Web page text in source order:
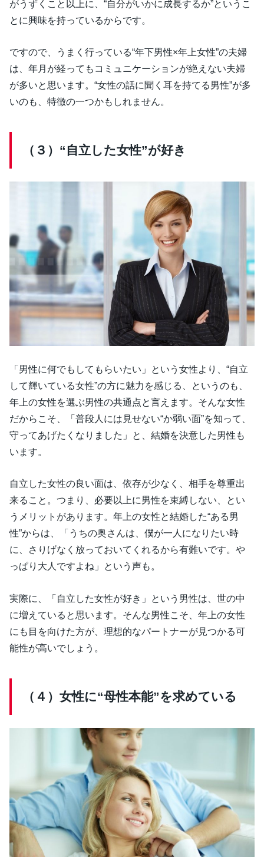
がうずくこと以上に、“自分がいかに成長するか”というこ
とに興味を持っているからです。
ですので、うまく行っている“年下男性×年上女性”の夫婦
は、年月が経ってもコミュニケーションが絶えない夫婦
が多いと思います。“女性の話に聞く耳を持てる男性”が多
いのも、特徴の一つかもしれません。
（３）“自立した女性”が好き
「男性に何でもしてもらいたい」という女性より、“自立
して輝いている女性”の方に魅力を感じる、というのも、
年上の女性を選ぶ男性の共通点と言えます。そんな女性
だからこそ、「普段人には見せない“か弱い面”を知って、
守ってあげたくなりました」と、結婚を決意した男性も
います。
自立した女性の良い面は、依存が少なく、相手を尊重出
来ること。つまり、必要以上に男性を束縛しない、とい
うメリットがあります。年上の女性と結婚した“ある男
性”からは、「うちの奥さんは、僕が一人になりたい時
に、さりげなく放っておいてくれるから有難いです。や
っぱり大人ですよね」という声も。
実際に、「自立した女性が好き」という男性は、世の中
に増えていると思います。そんな男性こそ、年上の女性
にも目を向けた方が、理想的なパートナーが見つかる可
能性が高いでしょう。
（４）女性に“母性本能”を求めている